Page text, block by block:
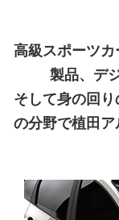
高級スポーツ
製品、デ
そして身の回
の分野で植田